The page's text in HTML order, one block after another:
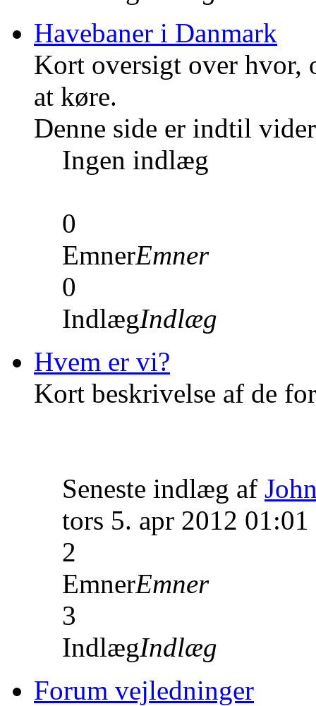
Havebaner i Danmark
Kort oversigt over hvor,
at køre.
Denne side er indtil
Ingen indlæg
0
EmnerEmner
0
IndlægIndlæg
Hvem er vi?
Kort beskrivelse af de
Seneste indlæg af
tors 5. apr 2012 01:01
2
EmnerEmner
3
IndlægIndlæg
Forum vejledninger